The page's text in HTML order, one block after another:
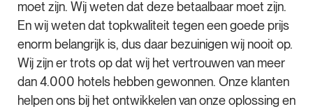
moet zijn. Wij weten dat deze betaalbaar moet zijn.
En wij weten dat topkwaliteit tegen een goede prijs
enorm belangrijk is, dus daar bezuinigen wij nooit op.
Wij zijn er trots op dat wij het vertrouwen van meer
dan 4.000 hotels hebben gewonnen. Onze klanten
helpen ons bij het ontwikkelen van onze oplossing en